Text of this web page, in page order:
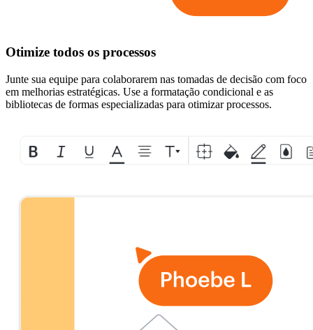
Otimize todos os processos
Junte sua equipe para colaborarem nas tomadas de decisão com foco
em melhorias estratégicas. Use a formatação condicional e as
bibliotecas de formas especializadas para otimizar processos.